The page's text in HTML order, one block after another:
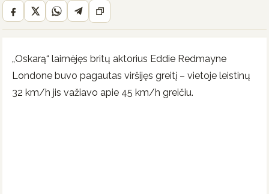
„Oskarą“ laimėjęs britų aktorius Eddie Redmayne
Londone buvo pagautas viršijęs greitį – vietoje leistinų
32 km/h jis važiavo apie 45 km/h greičiu.